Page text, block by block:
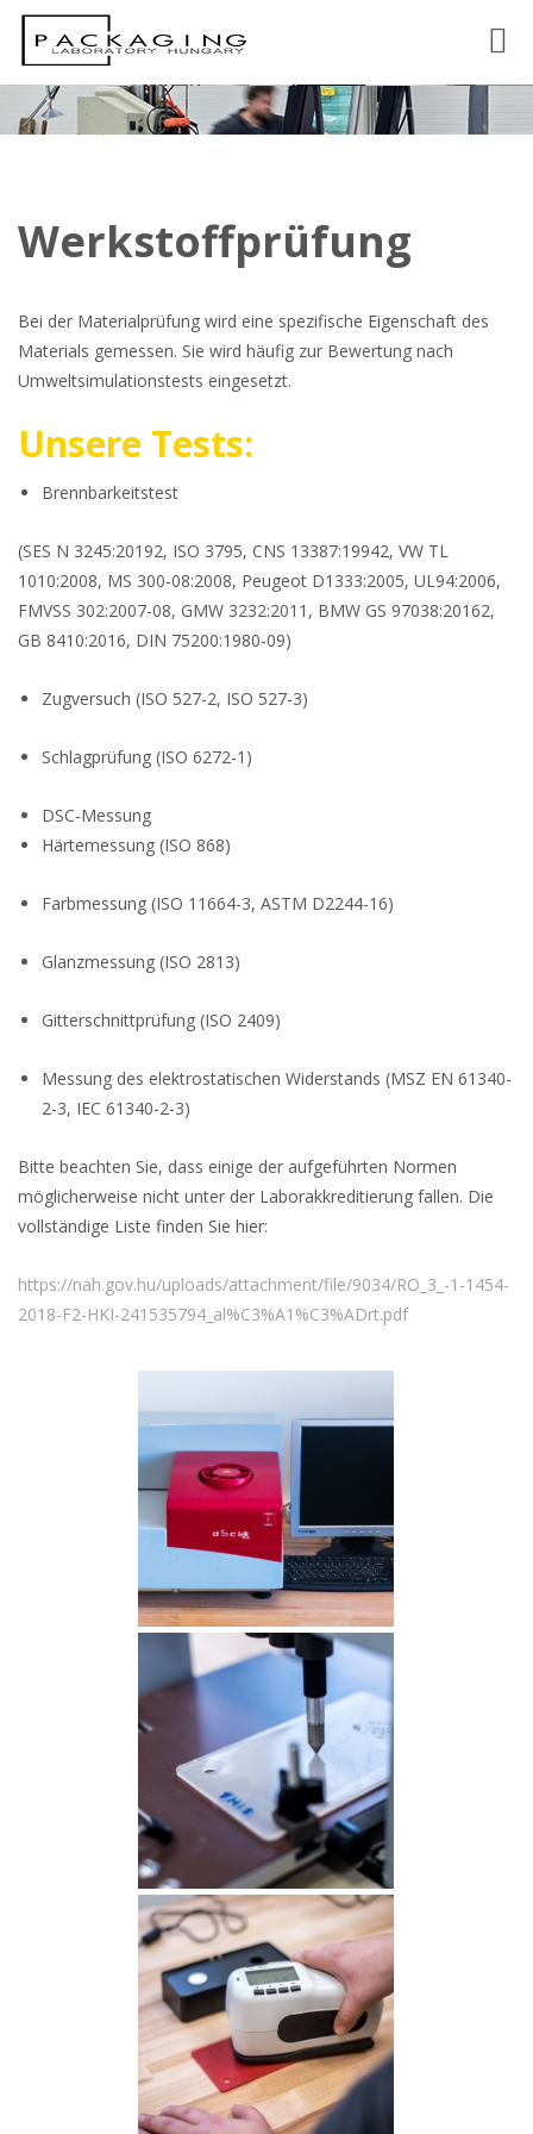
Werkstoffprüfung
Bei der Materialprüfung wird eine spezifische Eigenschaft des
Materials gemessen. Sie wird häufig zur Bewertung nach
Umweltsimulationstests eingesetzt.
Unsere Tests:
Brennbarkeitstest
(SES N 3245:20192, ISO 3795, CNS 13387:19942, VW TL
1010:2008, MS 300-08:2008, Peugeot D1333:2005, UL94:2006,
FMVSS 302:2007-08, GMW 3232:2011, BMW GS 97038:20162,
GB 8410:2016, DIN 75200:1980-09)
Zugversuch (ISO 527-2, ISO 527-3)
Schlagprüfung (ISO 6272-1)
DSC-Messung
Härtemessung (ISO 868)
Farbmessung (ISO 11664-3, ASTM D2244-16)
Glanzmessung (ISO 2813)
Gitterschnittprüfung (ISO 2409)
Messung des elektrostatischen Widerstands (MSZ EN 61340-
2-3, IEC 61340-2-3)
Bitte beachten Sie, dass einige der aufgeführten Normen
möglicherweise nicht unter der Laborakkreditierung fallen. Die
vollständige Liste finden Sie hier:
https://nah.gov.hu/uploads/attachment/file/9034/RO_3_-1-1454-
2018-F2-HKI-241535794_al%C3%A1%C3%ADrt.pdf